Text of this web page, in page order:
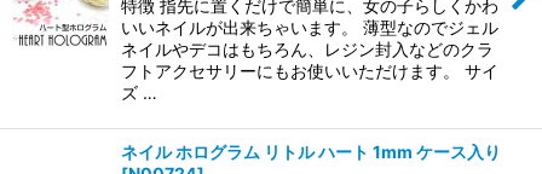
特徴 指先に置くだけで簡単に、女の子らしくかわ
いいネイルが出来ちゃいます。 薄型なのでジェル
ネイルやデコはもちろん、レジン封入などのクラ
フトアクセサリーにもお使いいただけます。 サイ
ズ …
ネイル ホログラム リトル ハート 1mm ケース入り